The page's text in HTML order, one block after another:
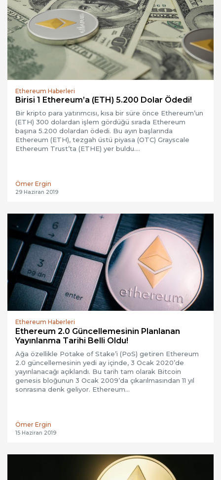
Ethereum Haberleri
Birisi 1 Ethereum’a (ETH) 5.200 Dolar Ödedi!
Bir kripto para yatırımcısı, kısa bir süre önce Ethereum’un
(ETH) 300 dolardan işlem gördüğü sırada Ethereum
başına 5.200 dolardan ödedi. Bu ayın başlarında
Ethereum (ETH), tezgah üstü piyasa (OTC) Grayscale
Ethereum Trust’ta (ETHE) yer buldu….
Ömer Ergin
29 Haziran 2019
Ethereum Haberleri
Ethereum 2.0 Güncellemesinin Planlanan
Yayınlanma Tarihi Belli Oldu!
Ağa özellikle Potake of Stake’i (PoS) getiren Ethereum
2.0 güncellemesinin yedi ay içinde, 3 Ocak 2020’de
yayınlanacağı açıklandı. Bu tarih tam olarak Bitcoin
genesis bloğunun 3 Ocak 2009’da çıkarılmasından 11 yıl
sonrasına denk geliyor. Ethereum…
Ömer Ergin
15 Haziran 2019